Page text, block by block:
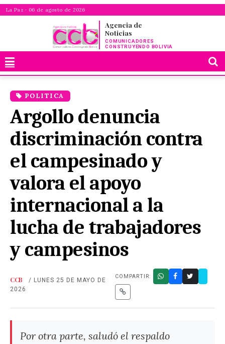
La Paz · 06 de agosto de 2026
Agencia de
Noticias
COMUNICADORES
CONSTRUYENDO BOLIVIA
POLITICA
Argollo denuncia
discriminación contra
el campesinado y
valora el apoyo
internacional a la
lucha de trabajadores
y campesinos
CCB
/ LUNES 25 DE MAYO DE
2026
COMPARTIR:
Por otra parte, saludó el respaldo